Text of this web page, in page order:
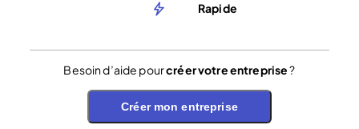
Rapide
Besoin d’aide pourcréer votre entreprise?
Créer mon entreprise